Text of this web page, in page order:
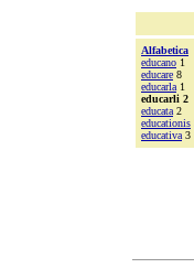
Alfabetica
educano 1
educare 8
educarla 1
educarli 2
educata 2
educationis
educativa 3